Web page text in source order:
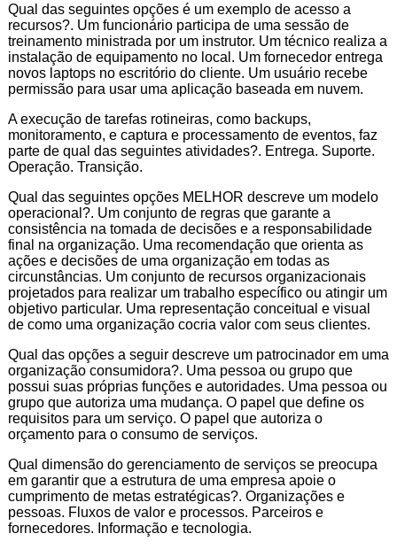
Qual das seguintes opções é um exemplo de acesso a
recursos?. Um funcionário participa de uma sessão de
treinamento ministrada por um instrutor. Um técnico realiza a
instalação de equipamento no local. Um fornecedor entrega
novos laptops no escritório do cliente. Um usuário recebe
permissão para usar uma aplicação baseada em nuvem.
A execução de tarefas rotineiras, como backups,
monitoramento, e captura e processamento de eventos, faz
parte de qual das seguintes atividades?. Entrega. Suporte.
Operação. Transição.
Qual das seguintes opções MELHOR descreve um modelo
operacional?. Um conjunto de regras que garante a
consistência na tomada de decisões e a responsabilidade
final na organização. Uma recomendação que orienta as
ações e decisões de uma organização em todas as
circunstâncias. Um conjunto de recursos organizacionais
projetados para realizar um trabalho específico ou atingir um
objetivo particular. Uma representação conceitual e visual
de como uma organização cocria valor com seus clientes.
Qual das opções a seguir descreve um patrocinador em uma
organização consumidora?. Uma pessoa ou grupo que
possui suas próprias funções e autoridades. Uma pessoa ou
grupo que autoriza uma mudança. O papel que define os
requisitos para um serviço. O papel que autoriza o
orçamento para o consumo de serviços.
Qual dimensão do gerenciamento de serviços se preocupa
em garantir que a estrutura de uma empresa apoie o
cumprimento de metas estratégicas?. Organizações e
pessoas. Fluxos de valor e processos. Parceiros e
fornecedores. Informação e tecnologia.